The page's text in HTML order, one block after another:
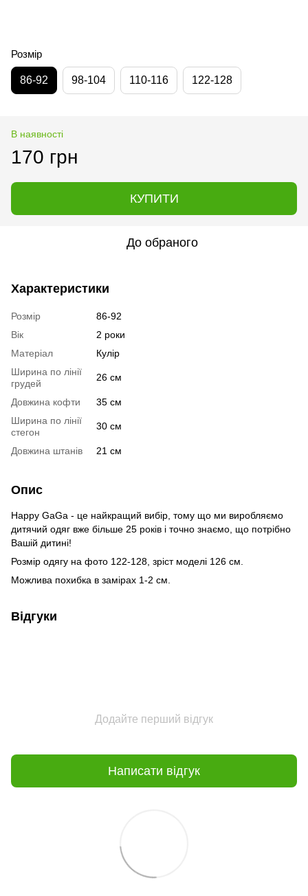
Розмір
86-92 98-104 110-116 122-128
В наявності
170 грн
КУПИТИ
До обраного
Характеристики
Розмір
86-92
Вік
2 роки
Матеріал
Кулір
Ширина по лінії
грудей
26 см
Довжина кофти
35 см
Ширина по лінії
стегон
30 см
Довжина штанів 21 см
Опис
Happy GaGa - це найкращий вибір, тому що ми виробляємо
дитячий одяг вже більше 25 років і точно знаємо, що потрібно
Вашій дитині!
Розмір одягу на фото 122-128, зріст моделі 126 см.
Можлива похибка в замірах 1-2 см.
Відгуки
Додайте перший відгук
Написати відгук